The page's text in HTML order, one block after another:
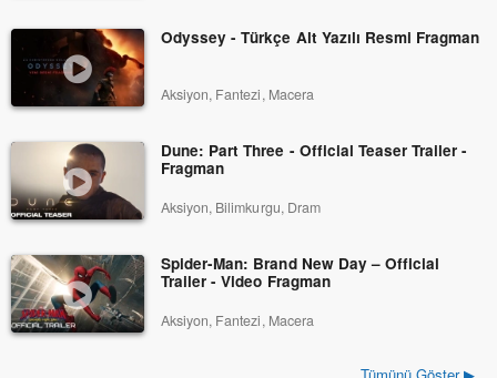
Odyssey - Türkçe Alt Yazılı Resmi Fragman
Aksiyon, Fantezi, Macera
Dune: Part Three - Official Teaser Trailer -
Fragman
Aksiyon, Bilimkurgu, Dram
Spider-Man: Brand New Day – Official
Trailer - Video Fragman
Aksiyon, Fantezi, Macera